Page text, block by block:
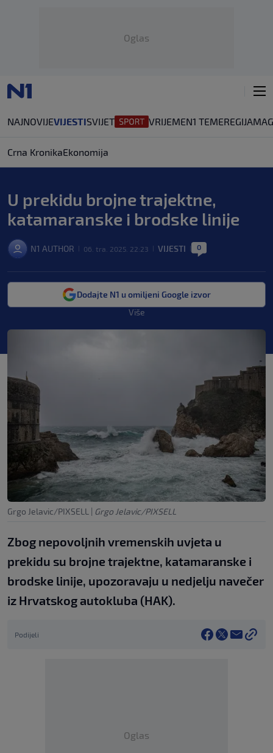
Oglas
NAJNOVIJEVIJESTISVIJET VRIJEMEN1 TEMEREGIJA
Crna KronikaEkonomija
U prekidu brojne trajektne,
katamaranske i brodske linije
N1 AUTHOR 06. tra. 2025. 22:23 VIJESTI 0
Dodajte N1 u omiljeni Google izvor
Više
Grgo Jelavic/PIXSELL | Grgo Jelavic/PIXSELL
Zbog nepovoljnih vremenskih uvjeta u
prekidu su brojne trajektne, katamaranske i
brodske linije, upozoravaju u nedjelju navečer
iz Hrvatskog autokluba (HAK).
Podijeli
Oglas